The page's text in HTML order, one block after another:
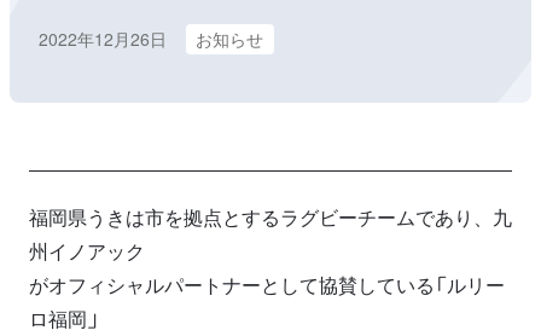
2022年12月26日 お知らせ
福岡県うきは市を拠点とするラグビーチームであり、九
州イノアック
がオフィシャルパートナーとして協賛している「ルリー
ロ福岡」